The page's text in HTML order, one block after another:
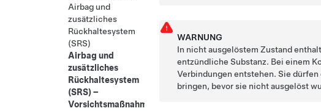
WARNUNG
In nicht ausgelöstem Zustand
entzündliche Substanz. Bei einem
Verbindungen entstehen. Sie
bringen, bevor sie nicht ausgelöst
Airbag und
zusätzliches
Rückhaltesystem
(SRS)
Airbag und
zusätzliches
Rückhaltesystem
(SRS) –
Vorsichtsmaßnahmen